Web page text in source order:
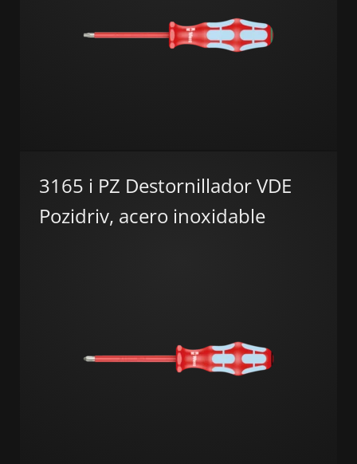
3165 i PZ Destornillador VDE
Pozidriv, acero inoxidable